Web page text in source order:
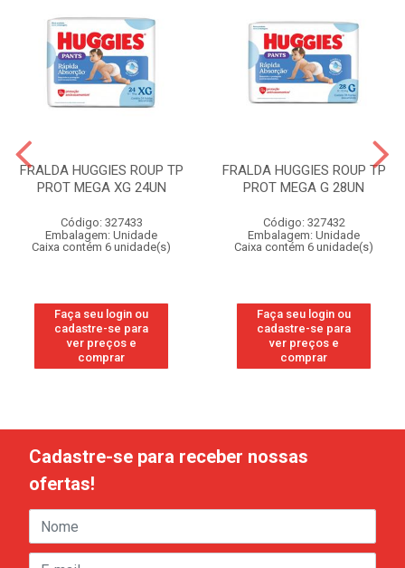
FRALDA HUGGIES ROUP TP
PROT MEGA XG 24UN
Código: 327433
Embalagem: Unidade
Caixa contém 6 unidade(s)
Faça seu login ou
cadastre-se para
ver preços e
comprar
FRALDA HUGGIES ROUP TP
PROT MEGA G 28UN
Código: 327432
Embalagem: Unidade
Caixa contém 6 unidade(s)
Faça seu login ou
cadastre-se para
ver preços e
comprar
Cadastre-se para receber nossas
ofertas!